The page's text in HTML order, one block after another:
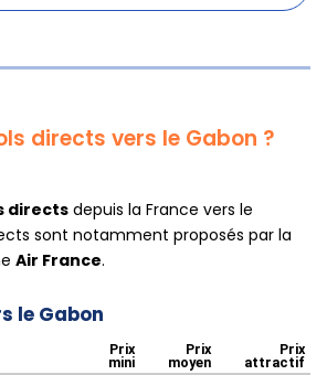
directs vers le Gabon ?
directs depuis la France vers le
sont notamment proposés par la
Air France.
le Gabon
Prix
mini
Prix
moyen
Prix
attractif